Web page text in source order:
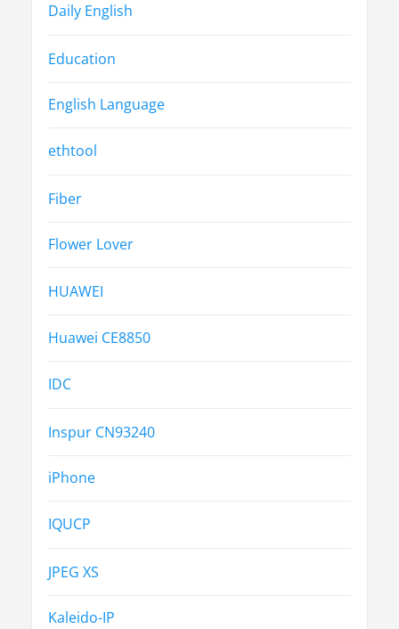
Daily English
Education
English Language
ethtool
Fiber
Flower Lover
HUAWEI
Huawei CE8850
IDC
Inspur CN93240
iPhone
IQUCP
JPEG XS
Kaleido-IP